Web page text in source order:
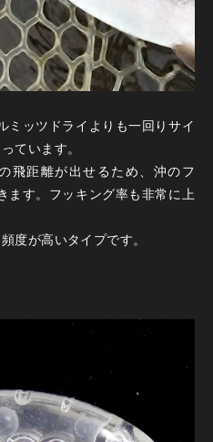
ミッツドライよりも一回りサイ
ています。
飛距離が出せるため、沖のフ
ます。フッキング率も非常に上
度が高いタイプです。